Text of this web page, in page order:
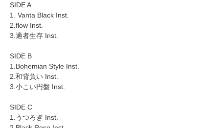
SIDE A
1. Vanta Black Inst.
2.flow Inst.
3.適者生存 Inst.
SIDE B
1.Bohemian Style Inst.
2.和背負い Inst.
3.小こい円盤 Inst.
SIDE C
1.うつろぎ Inst.